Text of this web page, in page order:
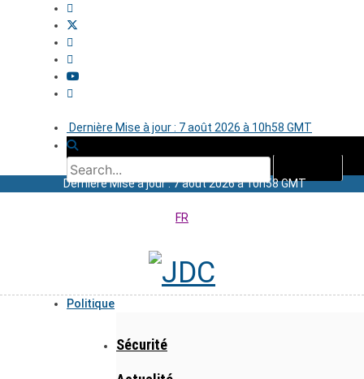
Dernière Mise à jour : 7 août 2026 à 10h58 GMT
Dernière Mise à jour : 7 août 2026 à 10h58 GMT
FR
Politique
Sécurité